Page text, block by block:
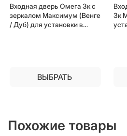
Входная дверь Омега 3к с
зеркалом Максимум (Венге
/ Дуб) для установки в
ВЫБРАТЬ
3к
Похожие товары